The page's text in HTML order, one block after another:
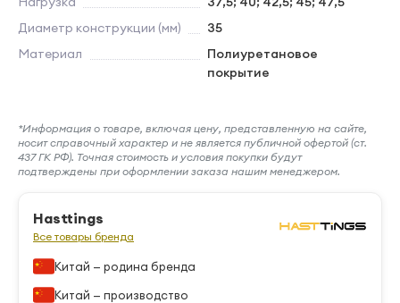
Диаметр конструкции (мм)
35
Материал
Полиуретановое
покрытие
*Информация о товаре, включая цену, представленную на сайте,
носит справочный характер и не является публичной офертой (ст.
437 ГК РФ). Точная стоимость и условия покупки будут
подтверждены при оформлении заказа нашим менеджером.
Hasttings
Все товары бренда
Китай — родина бренда
Китай — производство